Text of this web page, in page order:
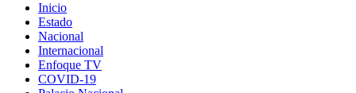
Inicio
Estado
Nacional
Internacional
Enfoque TV
COVID-19